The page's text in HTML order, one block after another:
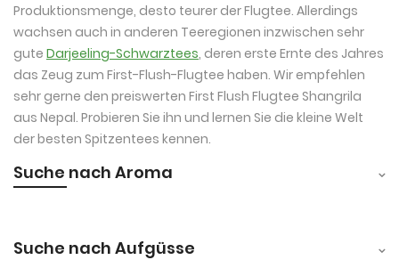
Produktionsmenge, desto teurer der Flugtee. Allerdings
wachsen auch in anderen Teeregionen inzwischen sehr
gute Darjeeling-Schwarztees, deren erste Ernte des Jahres
das Zeug zum First-Flush-Flugtee haben. Wir empfehlen
sehr gerne den preiswerten First Flush Flugtee Shangrila
aus Nepal. Probieren Sie ihn und lernen Sie die kleine Welt
der besten Spitzentees kennen.
Suche nach Aroma
Suche nach Aufgüsse